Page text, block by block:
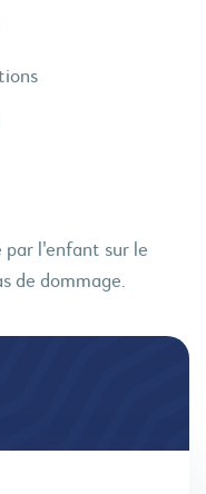
par l'enfant sur le
de dommage.